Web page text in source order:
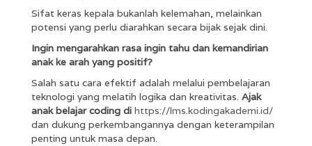
Sifat keras kepala bukanlah kelemahan, melainkan
potensi yang perlu diarahkan secara bijak sejak dini.
Ingin mengarahkan rasa ingin tahu dan kemandirian
anak ke arah yang positif?
Salah satu cara efektif adalah melalui pembelajaran
teknologi yang melatih logika dan kreativitas. Ajak
anak belajar coding di https://lms.kodingakademi.id/
dan dukung perkembangannya dengan keterampilan
penting untuk masa depan.